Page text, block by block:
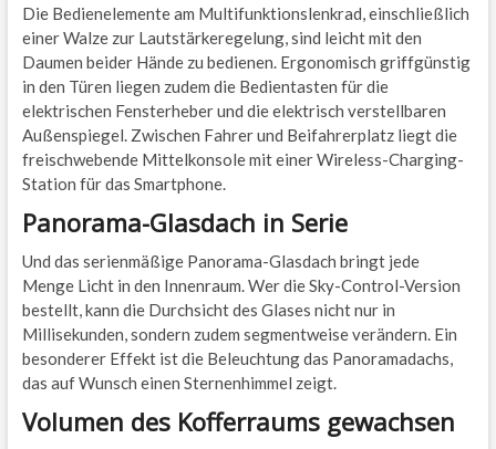
Die Bedienelemente am Multifunktionslenkrad, einschließlich
einer Walze zur Lautstärkeregelung, sind leicht mit den
Daumen beider Hände zu bedienen. Ergonomisch griffgünstig
in den Türen liegen zudem die Bedientasten für die
elektrischen Fensterheber und die elektrisch verstellbaren
Außenspiegel. Zwischen Fahrer und Beifahrerplatz liegt die
freischwebende Mittelkonsole mit einer Wireless-Charging-
Station für das Smartphone.
Panorama-Glasdach in Serie
Und das serienmäßige Panorama-Glasdach bringt jede
Menge Licht in den Innenraum. Wer die Sky-Control-Version
bestellt, kann die Durchsicht des Glases nicht nur in
Millisekunden, sondern zudem segmentweise verändern. Ein
besonderer Effekt ist die Beleuchtung das Panoramadachs,
das auf Wunsch einen Sternenhimmel zeigt.
Volumen des Kofferraums gewachsen